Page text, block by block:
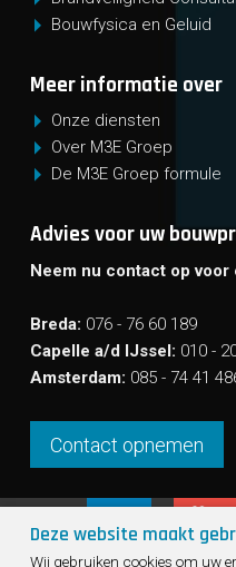
Bouwfysica en Geluid
Meer informatie over
Onze diensten
Over M3E Groep
De M3E Groep formule
Advies voor uw
Neem nu contact op
Breda: 076 - 76 60 189
Capelle a/d IJssel: 010 -
Amsterdam: 085 - 74 41
Contact opnemen
Deze website maakt
Wij gebruiken cookies om uw